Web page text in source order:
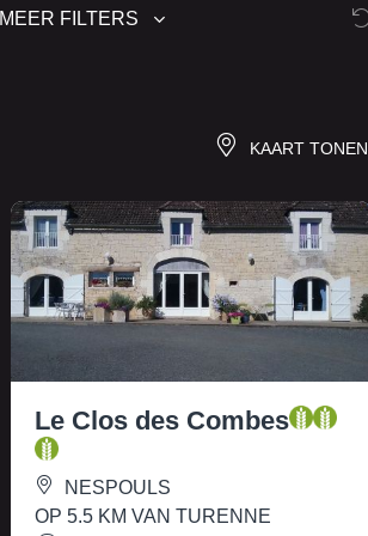
MEER FILTERS
KAART TONEN
Le Clos des Combes
NESPOULS
OP 5.5 KM VAN TURENNE